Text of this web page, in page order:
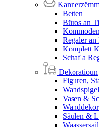
Betten
Büros an
Kommoden
Regaler an
Komplett
Schaf a
Dekoratioun
Figuren,
Vasen &
Säulen &